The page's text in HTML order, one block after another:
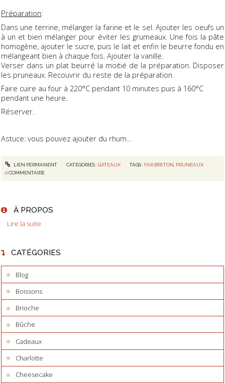
À PROPOS
Lire la suite
CATÉGORIES
Blog
Boissons
Brioche
Bûche
Cadeaux
Charlotte
Cheesecake
Préparation:
Dans une terrine, mélanger la farine et le sel. Ajouter les oeufs un
à un et bien mélanger pour éviter les grumeaux. Une fois la pâte
homogène, ajouter le sucre, puis le lait et enfin le beurre fondu en
mélangeant bien à chaque fois. Ajouter la vanille.
Verser dans un plat beurré la moitié de la préparation. Disposer
les pruneaux. Recouvrir du reste de la préparation.
Faire cuire au four à 220°C pendant 10 minutes puis à 160°C
pendant une heure.
Réserver.
Astuce: vous pouvez ajouter du rhum...
LIEN PERMANENT CATÉGORIES :GÂTEAUX TAGS : FAR BRETON PRUNEAUX
0COMMENTAIRE